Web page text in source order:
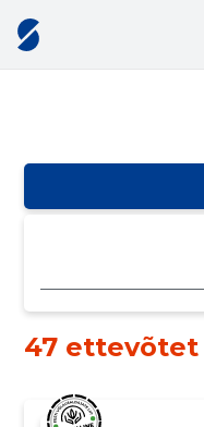
47 ettevõtet